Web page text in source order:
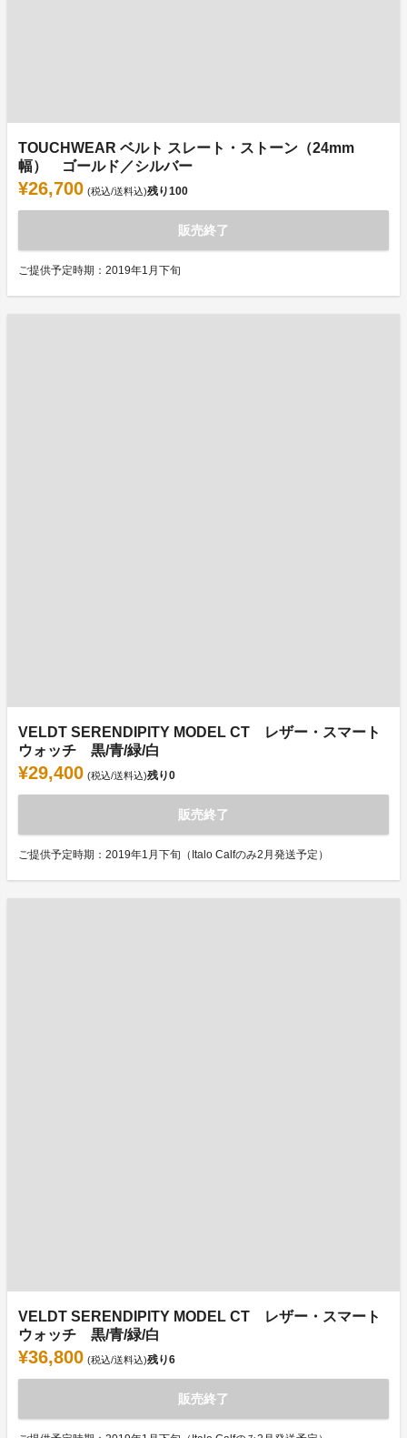
TOUCHWEAR ベルト スレート・ストーン（24mm
幅） ゴールド／シルバー
¥26,700 (税込/送料込)残り100
販売終了
ご提供予定時期：2019年1月下旬
VELDT SERENDIPITY MODEL CT レザー・スマート
ウォッチ 黒/青/緑/白
¥29,400 (税込/送料込)残り0
販売終了
ご提供予定時期：2019年1月下旬（Italo Calfのみ2月発送予定）
VELDT SERENDIPITY MODEL CT レザー・スマート
ウォッチ 黒/青/緑/白
¥36,800 (税込/送料込)残り6
販売終了